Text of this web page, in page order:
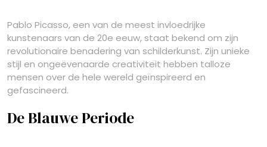
Pablo Picasso, een van de meest invloedrijke
kunstenaars van de 20e eeuw, staat bekend om zijn
revolutionaire benadering van schilderkunst. Zijn unieke
stijl en ongeëvenaarde creativiteit hebben talloze
mensen over de hele wereld geïnspireerd en
gefascineerd.
De Blauwe Periode